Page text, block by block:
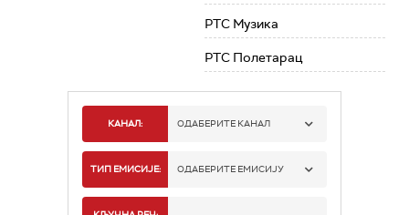
РТС Музика
РТС Полетарац
КАНАЛ: ОДАБЕРИТЕ КАНАЛ
РТС 1
ТИП ЕМИСИЈЕ: ОДАБЕРИТЕ ЕМИСИЈУ